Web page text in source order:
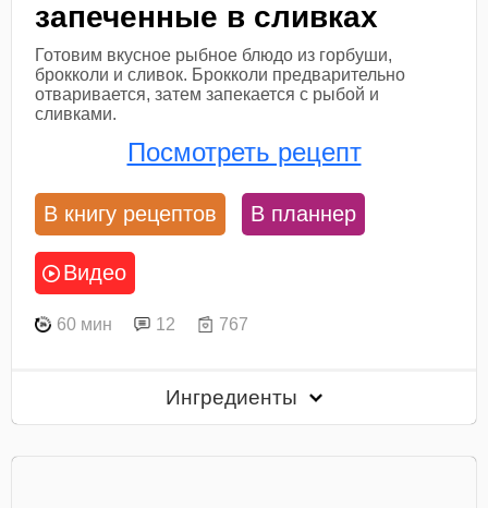
запеченные в сливках
Готовим вкусное рыбное блюдо из горбуши,
брокколи и сливок. Брокколи предварительно
отваривается, затем запекается с рыбой и
сливками.
Посмотреть рецепт
В книгу рецептов В планнер
Видео
60 мин 12 767
Ингредиенты